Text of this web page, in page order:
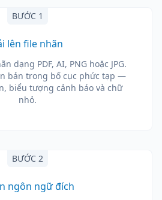
BƯỚC 1
lên file nhãn
dạng PDF, AI, PNG hoặc JPG.
bản trong bố cục phức tạp —
biểu tượng cảnh báo và chữ
nhỏ.
BƯỚC 2
ngôn ngữ đích